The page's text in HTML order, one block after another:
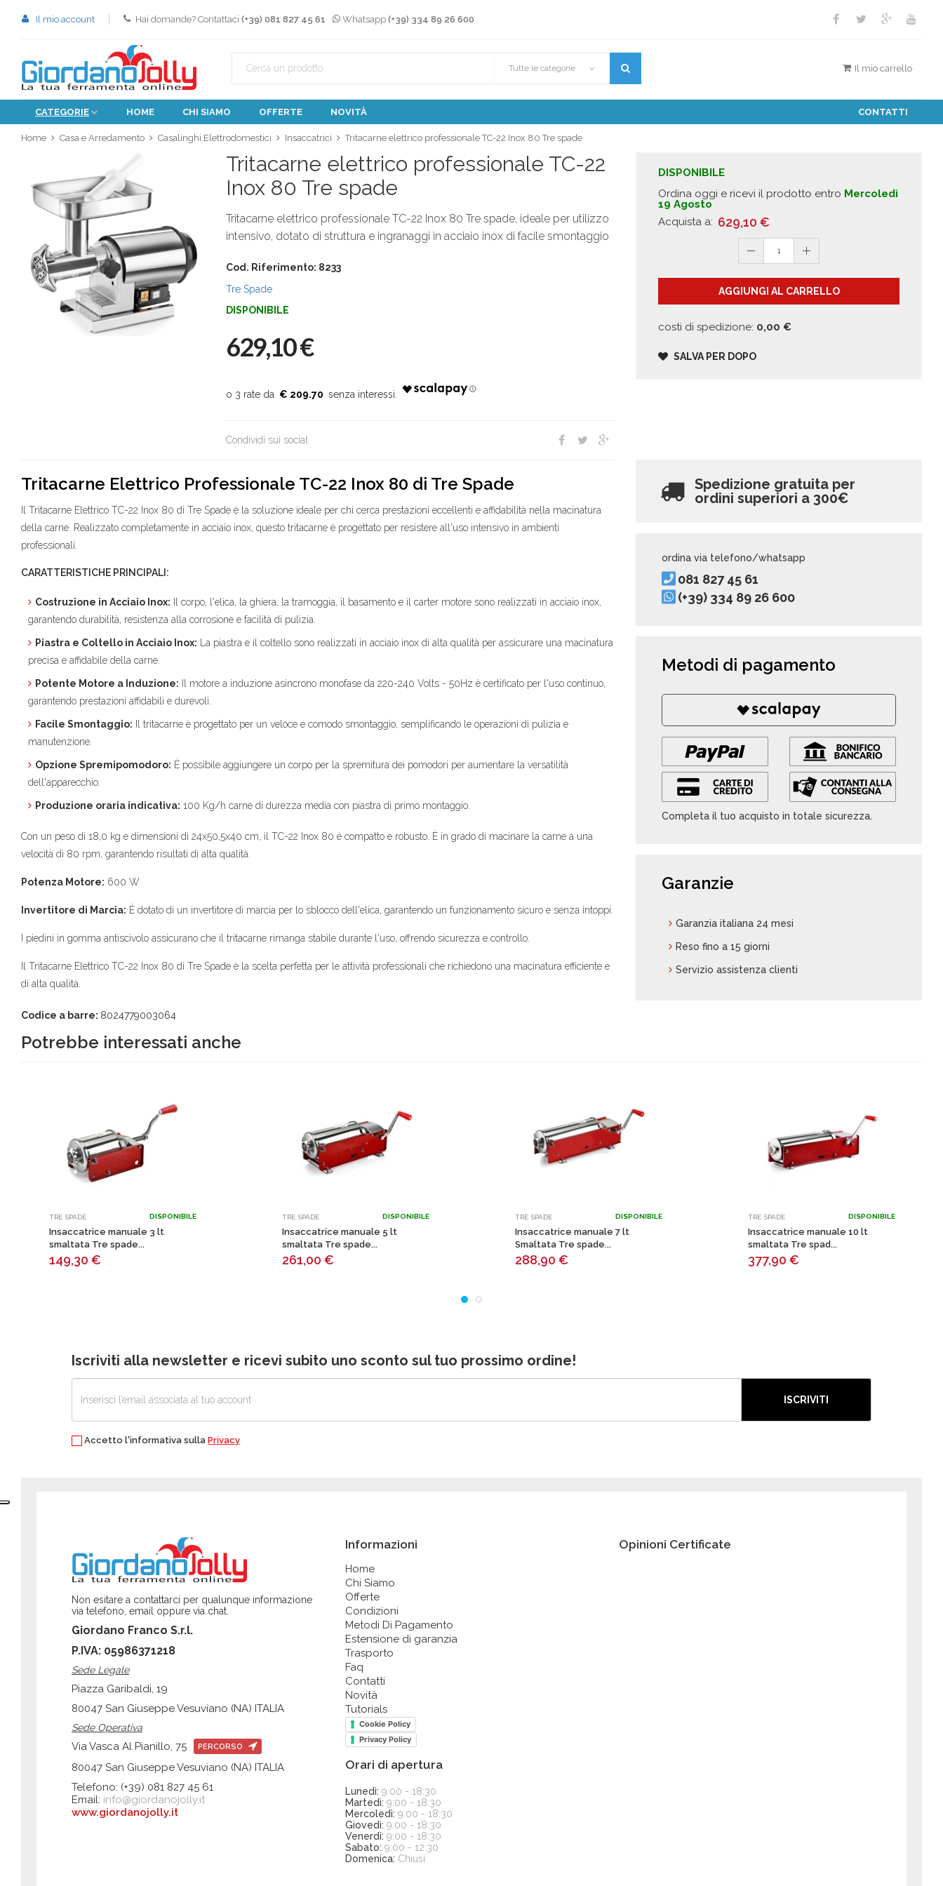
Il mio account Hai domande? Contattaci (+39) 081 827 45 61 Whatsapp (+39) 334 89 26 600
Tutte le categorie Il mio carrello
CATEGORIE HOME CHI SIAMO OFFERTE NOVITÀ CONTATTI
Home Casa e Arredamento Casalinghi Elettrodomestici Insaccatrici Tritacarne elettrico professionale TC-22 Inox 80 Tre spade
Tritacarne elettrico professionale TC-22
Inox 80 Tre spade
Tritacarne elettrico professionale TC-22 Inox 80 Tre spade, ideale per utilizzo
intensivo, dotato di struttura e ingranaggi in acciaio inox di facile smontaggio
Cod. Riferimento: 8233
Tre Spade
DISPONIBILE
629,10€
€ 209.70
Condividi sui social
DISPONIBILE
Ordina oggi e ricevi il prodotto entro Mercoledì
19 Agosto
Acquista a: 629,10 €
1
AGGIUNGI AL CARRELLO
costi di spedizione: 0,00 €
SALVA PER DOPO
Tritacarne Elettrico Professionale TC-22 Inox 80 di Tre Spade
Il Tritacarne Elettrico TC-22 Inox 80 di Tre Spade è la soluzione ideale per chi cerca prestazioni eccellenti e affidabilità nella macinatura
della carne. Realizzato completamente in acciaio inox, questo tritacarne è progettato per resistere all'uso intensivo in ambienti
professionali.
CARATTERISTICHE PRINCIPALI:
Costruzione in Acciaio Inox: Il corpo, l'elica, la ghiera, la tramoggia, il basamento e il carter motore sono realizzati in acciaio inox,
garantendo durabilità, resistenza alla corrosione e facilità di pulizia.
Piastra e Coltello in Acciaio Inox: La piastra e il coltello sono realizzati in acciaio inox di alta qualità per assicurare una macinatura
precisa e affidabile della carne.
Potente Motore a Induzione: Il motore a induzione asincrono monofase da 220-240 Volts - 50Hz è certificato per l'uso continuo,
garantendo prestazioni affidabili e durevoli.
Facile Smontaggio: Il tritacarne è progettato per un veloce e comodo smontaggio, semplificando le operazioni di pulizia e
manutenzione.
Opzione Spremipomodoro: È possibile aggiungere un corpo per la spremitura dei pomodori per aumentare la versatilità
dell'apparecchio.
Produzione oraria indicativa: 100 Kg/h carne di durezza media con piastra di primo montaggio.
Con un peso di 18,0 kg e dimensioni di 24x50,5x40 cm, il TC-22 Inox 80 è compatto e robusto. È in grado di macinare la carne a una
velocità di 80 rpm, garantendo risultati di alta qualità.
Potenza Motore: 600 W
Invertitore di Marcia: È dotato di un invertitore di marcia per lo sblocco dell'elica, garantendo un funzionamento sicuro e senza intoppi.
I piedini in gomma antiscivolo assicurano che il tritacarne rimanga stabile durante l'uso, offrendo sicurezza e controllo.
Il Tritacarne Elettrico TC-22 Inox 80 di Tre Spade è la scelta perfetta per le attività professionali che richiedono una macinatura efficiente e
di alta qualità.
Codice a barre: 8024779003064
Spedizione gratuita per
ordini superiori a 300€
ordina via telefono/whatsapp
081 827 45 61
(+39) 334 89 26 600
Metodi di pagamento
Completa il tuo acquisto in totale sicurezza.
Garanzie
Garanzia italiana 24 mesi
Reso fino a 15 giorni
Servizio assistenza clienti
Potrebbe interessati anche
TRE SPADE DISPONIBILE
Insaccatrice manuale 3 lt
smaltata Tre spade...
149,30 €
TRE SPADE DISPONIBILE
Insaccatrice manuale 5 lt
smaltata Tre spade...
261,00 €
TRE SPADE DISPONIBILE
Insaccatrice manuale 7 lt
Smaltata Tre spade...
288,90 €
TRE SPADE DISPONIBILE
Insaccatrice manuale 10 lt
smaltata Tre spad...
377,90 €
Iscriviti alla newsletter e ricevi subito uno sconto sul tuo prossimo ordine!
ISCRIVITI
Accetto l'informativa sulla Privacy
Non esitare a contattarci per qualunque informazione
via telefono, email oppure via chat.
Giordano Franco S.r.l.
P.IVA: 05986371218
Sede Legale
Piazza Garibaldi, 19
80047 San Giuseppe Vesuviano (NA) ITALIA
Sede Operativa
Via Vasca Al Pianillo, 75 PERCORSO
80047 San Giuseppe Vesuviano (NA) ITALIA
Telefono: (+39) 081 827 45 61
Email: info@giordanojolly.it
www.giordanojolly.it
Informazioni
Home
Chi Siamo
Offerte
Condizioni
Metodi Di Pagamento
Estensione di garanzia
Trasporto
Faq
Contatti
Novità
Tutorials
Cookie Policy
Privacy Policy
Orari di apertura
Lunedì: 9:00 - 18:30
Martedì: 9:00 - 18:30
Mercoledì: 9:00 - 18:30
Giovedì: 9:00 - 18:30
Venerdì: 9:00 - 18:30
Sabato: 9:00 - 12:30
Domenica: Chiusi
Opinioni Certificate